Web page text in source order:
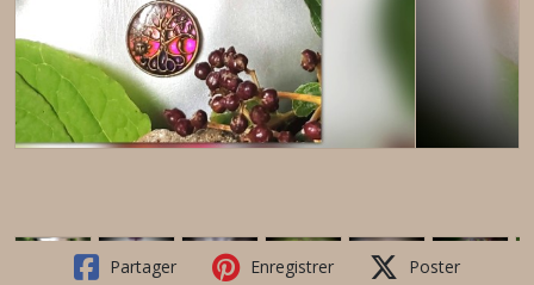
Partager Enregistrer Poster